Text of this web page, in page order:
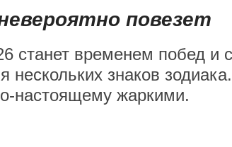
повезет
станет временем побед и
нескольких знаков
настоящему жаркими.